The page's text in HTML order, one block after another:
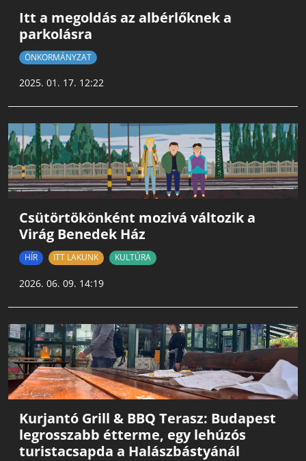
Itt a megoldás az albérlőknek a
parkolásra
ÖNKORMÁNYZAT
2025. 01. 17. 12:22
Csütörtökönként mozivá változik a
Virág Benedek Ház
HÍR ITT LAKUNK KULTÚRA
2026. 06. 09. 14:19
Kurjantó Grill & BBQ Terasz: Budapest
legrosszabb étterme, egy lehúzós
turistacsapda a Halászbástyánál